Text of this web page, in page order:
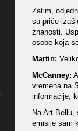
Zatim,
su priče
znanosti.
osobe koja
Martin:
McCanney:
vremena na
informacije,
Na Art
emisije sam